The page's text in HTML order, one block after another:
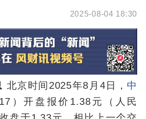
2025-08-04 18:30
北京时间2025年8月4日， 中
）开盘报价1.38元（人民